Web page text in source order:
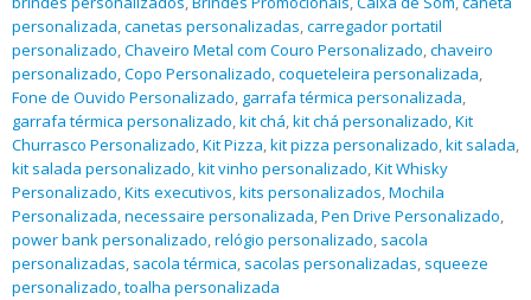
personalizada,canetas personalizadas,carregador portatil
personalizado,Chaveiro Metal com Couro Personalizado,chaveiro
personalizado,Copo Personalizado,coqueteleira personalizada,
Fone de Ouvido Personalizado, garrafa térmica personalizada,
garrafa térmica personalizado,kit chá,kit chá personalizado,Kit
Churrasco Personalizado,Kit Pizza,kit pizza personalizado,kit salada,
kit salada personalizado,kit vinho personalizado,Kit Whisky
Personalizado,Kits executivos,kits personalizados,Mochila
Personalizada,necessaire personalizada,Pen Drive Personalizado,
power bank personalizado,relógio personalizado, sacola
personalizadas, sacola térmica, sacolas personalizadas, squeeze
personalizado,toalha personalizada